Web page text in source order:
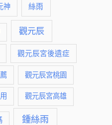
神 絲雨
觀元辰
觀元辰宮後遺症
觀元辰宮桃園
觀元辰宮高雄
鍾絲雨